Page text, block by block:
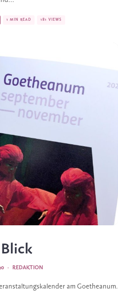
1 MIN READ 181 VIEWS
REDAKTION
·
am Goetheanum.